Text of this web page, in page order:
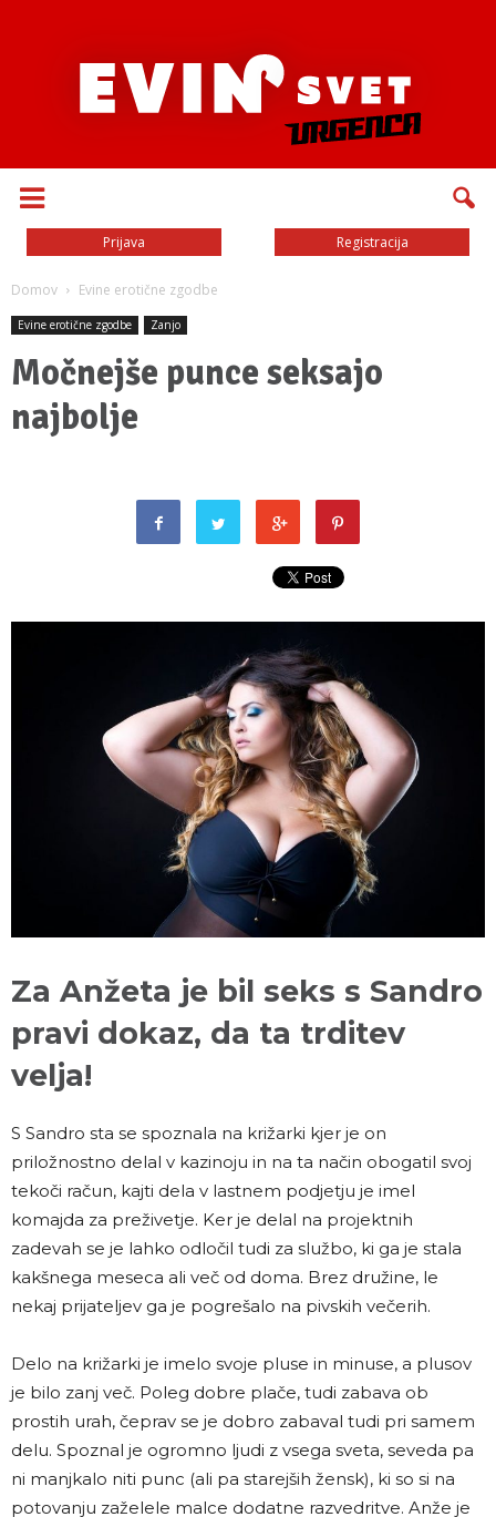
Prijava Registracija
Domov Evine erotične zgodbe
Evine erotične zgodbe Zanjo
Močnejše punce seksajo
najbolje
Za Anžeta je bil seks s Sandro
pravi dokaz, da ta trditev
velja!
S Sandro sta se spoznala na križarki kjer je on
priložnostno delal v kazinoju in na ta način obogatil svoj
tekoči račun, kajti dela v lastnem podjetju je imel
komajda za preživetje. Ker je delal na projektnih
zadevah se je lahko odločil tudi za službo, ki ga je stala
kakšnega meseca ali več od doma. Brez družine, le
nekaj prijateljev ga je pogrešalo na pivskih večerih.
Delo na križarki je imelo svoje pluse in minuse, a plusov
je bilo zanj več. Poleg dobre plače, tudi zabava ob
prostih urah, čeprav se je dobro zabaval tudi pri samem
delu. Spoznal je ogromno ljudi z vsega sveta, seveda pa
ni manjkalo niti punc (ali pa starejših žensk), ki so si na
potovanju zaželele malce dodatne razvedritve. Anže je